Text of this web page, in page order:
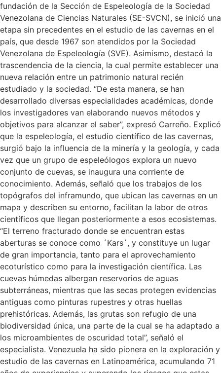
fundación de la Sección de Espeleología de la Sociedad
Venezolana de Ciencias Naturales (SE-SVCN), se inició una
etapa sin precedentes en el estudio de las cavernas en el
país, que desde 1967 son atendidos por la Sociedad
Venezolana de Espeleología (SVE). Asimismo, destacó la
trascendencia de la ciencia, la cual permite establecer una
nueva relación entre un patrimonio natural recién
estudiado y la sociedad. “De esta manera, se han
desarrollado diversas especialidades académicas, donde
los investigadores van elaborando nuevos métodos y
objetivos para alcanzar el saber”, expresó Carreño. Explicó
que la espeleología, el estudio científico de las cavernas,
surgió bajo la influencia de la minería y la geología, y cada
vez que un grupo de espeleólogos explora un nuevo
conjunto de cuevas, se inaugura una corriente de
conocimiento. Además, señaló que los trabajos de los
topógrafos del inframundo, que ubican las cavernas en un
mapa y describen su entorno, facilitan la labor de otros
científicos que llegan posteriormente a esos ecosistemas.
“El terreno fracturado donde se encuentran estas
aberturas se conoce como ´Kars´, y constituye un lugar
de gran importancia, tanto para el aprovechamiento
ecoturístico como para la investigación científica. Las
cuevas húmedas albergan reservorios de aguas
subterráneas, mientras que las secas protegen evidencias
antiguas como pinturas rupestres y otras huellas
prehistóricas. Además, las grutas son refugio de una
biodiversidad única, una parte de la cual se ha adaptado a
los microambientes de oscuridad total”, señaló el
especialista. Venezuela ha sido pionera en la exploración y
estudio de las cavernas en Latinoamérica, acumulando 71